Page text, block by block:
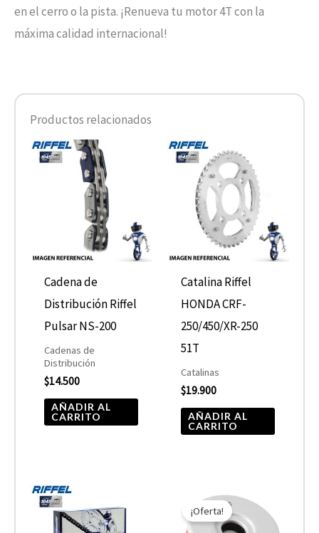
en el cerro o la pista. ¡Renueva tu motor 4T con la
máxima calidad internacional!
Productos relacionados
Cadena de
Distribución Riffel
Pulsar NS-200
Cadenas de
Distribución
$14.500
AÑADIR AL
CARRITO
Catalina Riffel
HONDA CRF-
250/450/XR-250
51T
Catalinas
$19.900
AÑADIR AL
CARRITO
¡Oferta!
precio
original
precio
actual